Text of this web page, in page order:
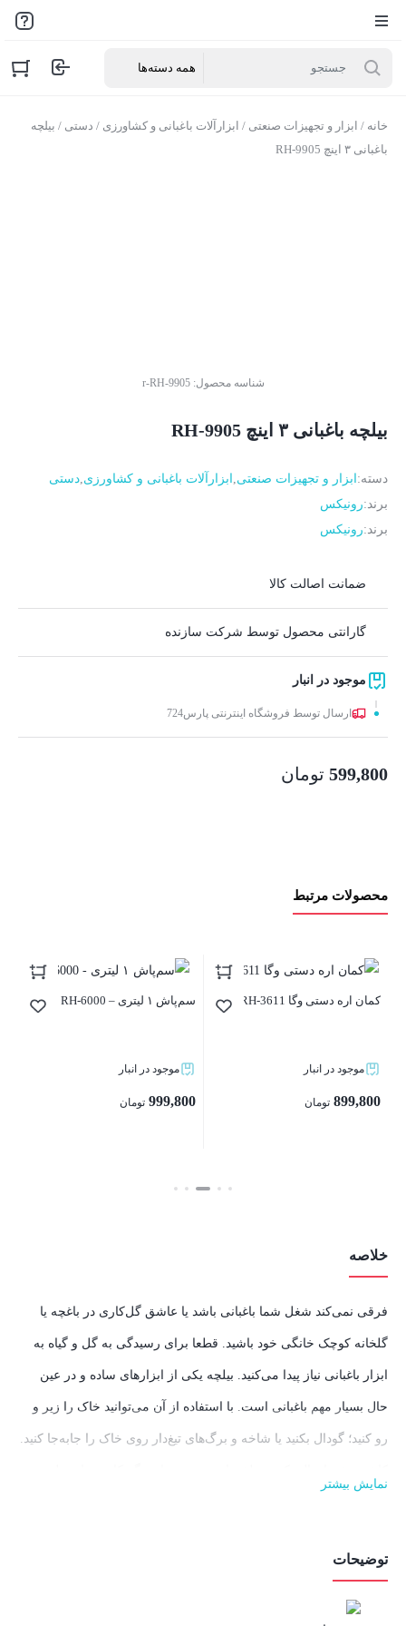
خانه / ابزار و تجهیزات صنعتی / ابزارآلات باغبانی و کشاورزی / دستی / بیلچه
باغبانی ۳ اینچ RH-9905
شناسه محصول:r-RH-9905
بیلچه باغبانی ۳ اینچ RH-9905
دسته: ابزار و تجهیزات صنعتی, ابزارآلات باغبانی و کشاورزی,دستی
برند:رونیکس
برند:رونیکس
ضمانت اصالت کالا
گارانتی محصول توسط شرکت سازنده
موجود در انبار
ارسال توسط فروشگاه اینترنتی پارس724
599,800 تومان
محصولات مرتبط
کمان اره دستی وگا RH-3611
موجود در انبار
899,800 تومان
سم‌پاش ۱ لیتری – RH-6000
موجود در انبار
999,800 تومان
خلاصه
فرقی نمی‌کند شغل شما باغبانی باشد یا عاشق گل‌کاری در باغچه‌ یا
گلخانه کوچک خانگی خود باشید. قطعا برای رسیدگی به گل و گیاه به
ابزار باغبانی نیاز پیدا می‌کنید. بیلچه یکی از ابزارهای ساده و در عین
حال بسیار مهم باغبانی است. با استفاده از آن می‌توانید خاک را زیر و
رو کنید؛ گودال بکنید یا شاخه و برگ‌های تیغ‌دار روی خاک را جابه‌جا کنید.
کار برده و همواره نیازهای مشتریان را در نظر گرفته است.
باغبانی ۳ اینچ رونیکس مدل RH-9905
نمایش بیشتر
توضیحات